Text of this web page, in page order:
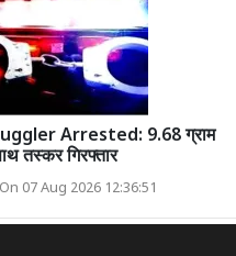
Arrested: 9.68 ग्राम
तस्कर गिरफ्तार
07 Aug 2026 12:36:51